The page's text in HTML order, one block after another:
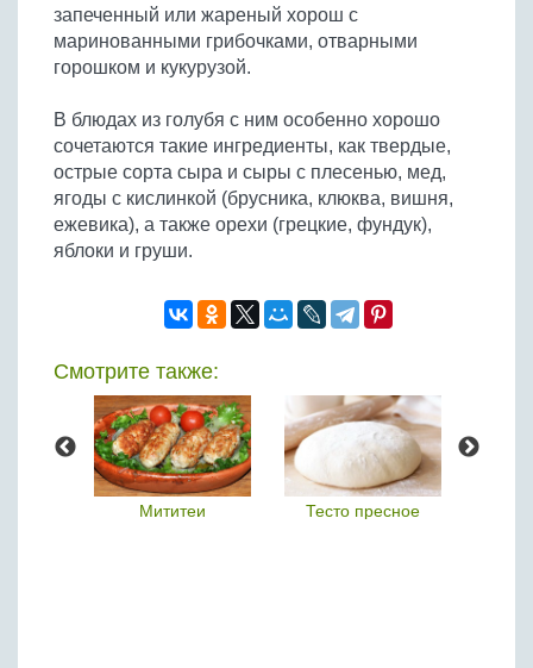
запеченный или жареный хорош с
маринованными грибочками, отварными
горошком и кукурузой.
В блюдах из голубя с ним особенно хорошо
сочетаются такие ингредиенты, как твердые,
острые сорта сыра и сыры с плесенью, мед,
ягоды с кислинкой (брусника, клюква, вишня,
ежевика), а также орехи (грецкие, фундук),
яблоки и груши.
Смотрите также:
Мититеи Тесто пресное